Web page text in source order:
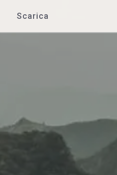
Scarica